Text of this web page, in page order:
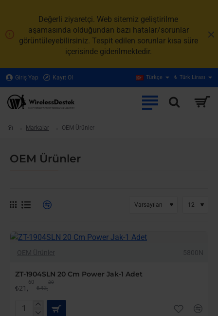
Değerli ziyaretçi. Web sitemiz geliştirilme
aşamasında olduğundan bazı hatalar/sorunlar
görüntüleyebilirsiniz. Tespit edilen sorunlar kısa süre
içerisinde giderilmektedir.
Giriş Yap Kayıt Ol Türkçe ₺ Türk Lirası
OEM Ürünler
Markalar OEM Ürünler
-50%
OEM Ürünler 5800N
ZT-1904SLN 20 Cm Power Jak-1 Adet
₺21,
60
₺43,
20